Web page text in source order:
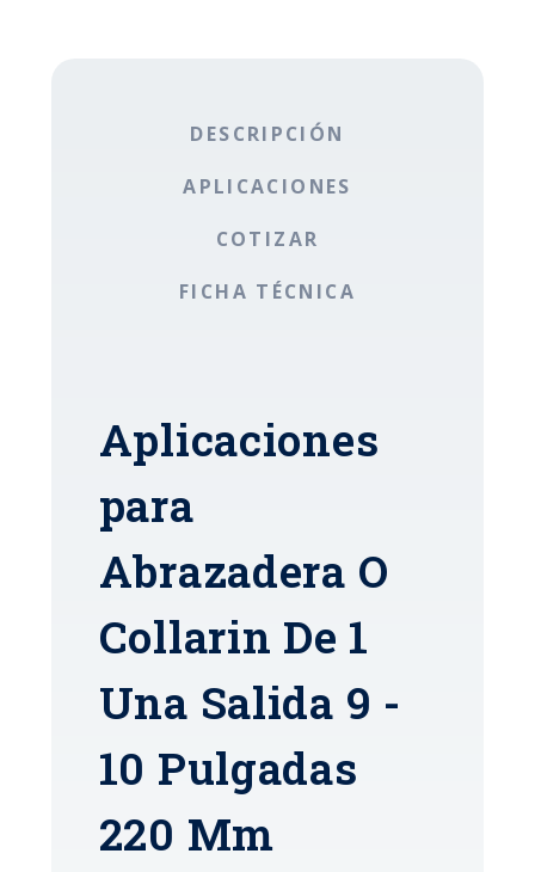
DESCRIPCIÓN
APLICACIONES
COTIZAR
FICHA TÉCNICA
Aplicaciones
para
Abrazadera O
Collarin De 1
Una Salida 9 -
10 Pulgadas
220 Mm